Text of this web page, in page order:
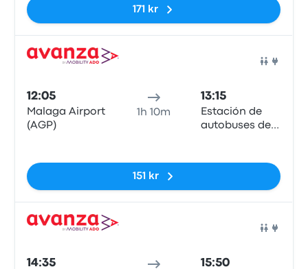
171 kr
12:05
Malaga Airport
(AGP)
1h 10m
13:15
Estación de
autobuses de
151 kr
14:35 15:50